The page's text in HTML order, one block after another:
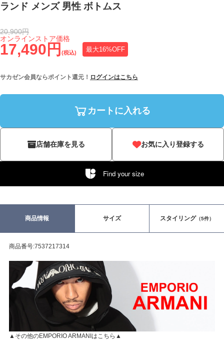
ランド メンズ 男性 ボトムス
17,490円 (税込) 最大16%OFF
オンラインストア価格
20,900円
サカゼン会員ならポイント還元！ ログインはこちら
カートに入れる
店舗在庫を見る お気に入り登録する
Find your size
商品情報 サイズ スタイリング（5件）
商品番号:7537217314
▲その他のEMPORIO ARMANIはこちら▲